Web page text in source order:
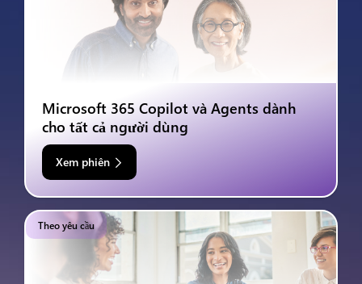
Microsoft 365 Copilot và Agents dành
cho tất cả người dùng
Xem phiên
Theo yêu cầu